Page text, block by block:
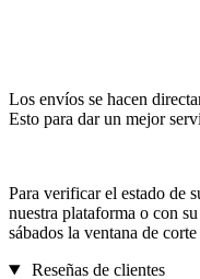
Los envíos se hacen
Esto para dar un mejor
Para verificar el estado de
nuestra plataforma o con
sábados la ventana de
Reseñas de clientes